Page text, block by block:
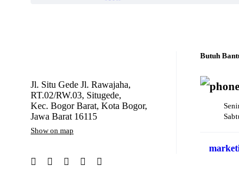
Jl. Situ Gede Jl. Rawajaha,
RT.02/RW.03, Situgede,
Kec. Bogor Barat, Kota Bogor,
Jawa Barat 16115
Show on map
Butuh